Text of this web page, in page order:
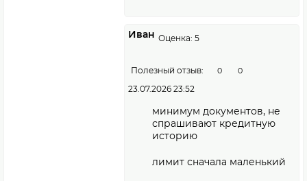
Иван Оценка: 5
Полезный отзыв: 0 0
23.07.2026 23:52
минимум документов, не
спрашивают кредитную
историю
лимит сначала маленький